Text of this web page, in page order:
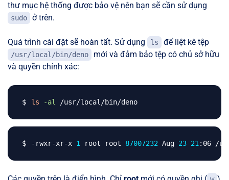
thư mục hệ thống được bảo vệ nên bạn sẽ cần sử dụng
sudo ở trên.
Quá trình cài đặt sẽ hoàn tất. Sử dụng ls để liệt kê tệp
/usr/local/bin/deno
mới và đảm bảo tệp có chủ sở hữu
và quyền chính xác:
ls -al
-rwxr-xr-x 1 root root 87007232 Aug 23 21